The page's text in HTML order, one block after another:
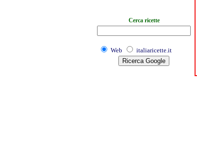
Cerca ricette
Web italiaricette.it